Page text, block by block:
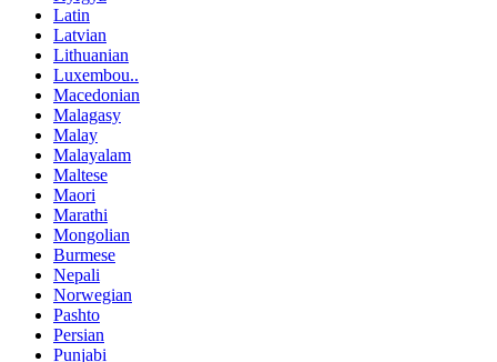
Latin
Latvian
Lithuanian
Luxembou..
Macedonian
Malagasy
Malay
Malayalam
Maltese
Maori
Marathi
Mongolian
Burmese
Nepali
Norwegian
Pashto
Persian
Punjabi